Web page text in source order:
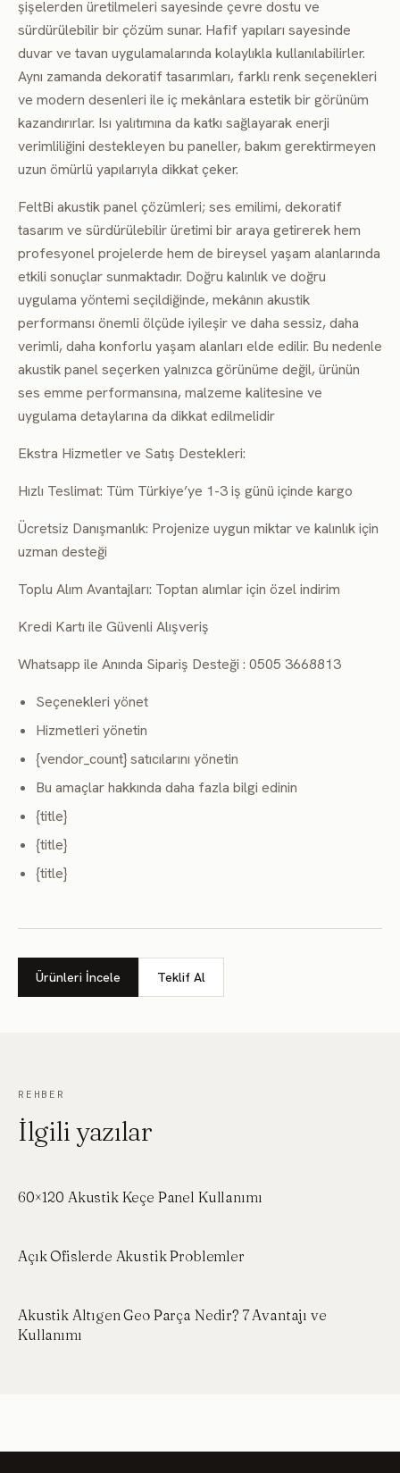
şişelerden üretilmeleri sayesinde çevre dostu ve
sürdürülebilir bir çözüm sunar. Hafif yapıları sayesinde
duvar ve tavan uygulamalarında kolaylıkla kullanılabilirler.
Aynı zamanda dekoratif tasarımları, farklı renk seçenekleri
ve modern desenleri ile iç mekânlara estetik bir görünüm
kazandırırlar. Isı yalıtımına da katkı sağlayarak enerji
verimliliğini destekleyen bu paneller, bakım gerektirmeyen
uzun ömürlü yapılarıyla dikkat çeker.
FeltBi akustik panel çözümleri; ses emilimi, dekoratif
tasarım ve sürdürülebilir üretimi bir araya getirerek hem
profesyonel projelerde hem de bireysel yaşam alanlarında
etkili sonuçlar sunmaktadır. Doğru kalınlık ve doğru
uygulama yöntemi seçildiğinde, mekânın akustik
performansı önemli ölçüde iyileşir ve daha sessiz, daha
verimli, daha konforlu yaşam alanları elde edilir. Bu nedenle
akustik panel seçerken yalnızca görünüme değil, ürünün
ses emme performansına, malzeme kalitesine ve
uygulama detaylarına da dikkat edilmelidir
Ekstra Hizmetler ve Satış Destekleri:
Hızlı Teslimat: Tüm Türkiye’ye 1-3 iş günü içinde kargo
Ücretsiz Danışmanlık: Projenize uygun miktar ve kalınlık için
uzman desteği
Toplu Alım Avantajları: Toptan alımlar için özel indirim
Kredi Kartı ile Güvenli Alışveriş
Whatsapp ile Anında Sipariş Desteği : 0505 3668813
Seçenekleri yönet
Hizmetleri yönetin
{vendor_count} satıcılarını yönetin
Bu amaçlar hakkında daha fazla bilgi edinin
{title}
{title}
{title}
Ürünleri İncele Teklif Al
REHBER
İlgili yazılar
60×120 Akustik Keçe Panel Kullanımı
Açık Ofislerde Akustik Problemler
Akustik Altıgen Geo Parça Nedir? 7 Avantajı ve
Kullanımı